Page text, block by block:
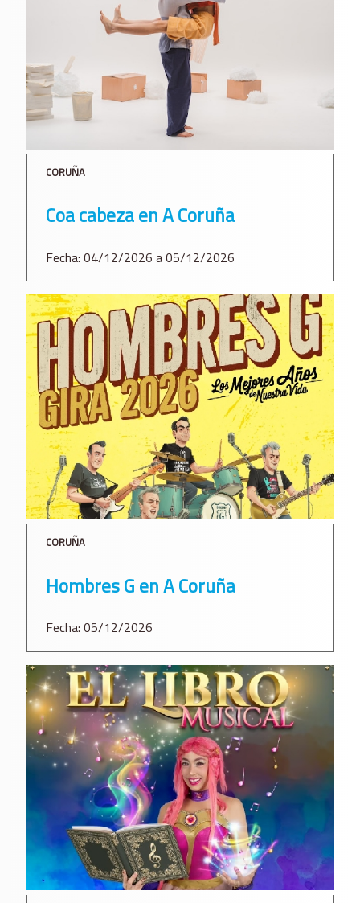
CORUÑA
Coa cabeza en A Coruña
Fecha: 04/12/2026 a 05/12/2026
CORUÑA
Hombres G en A Coruña
Fecha: 05/12/2026